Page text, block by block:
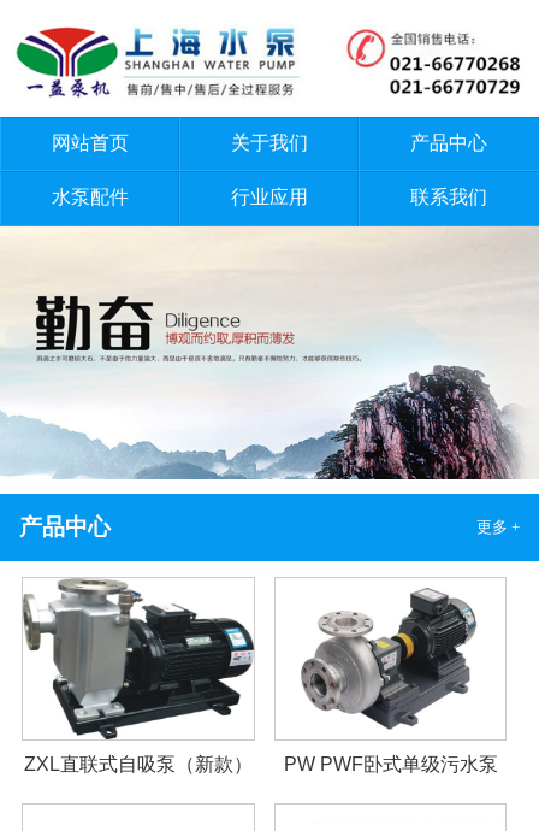
网站首页 关于我们 产品中心
水泵配件 行业应用 联系我们
产品中心 更多 +
ZXL直联式自吸泵（新款） PW PWF卧式单级污水泵